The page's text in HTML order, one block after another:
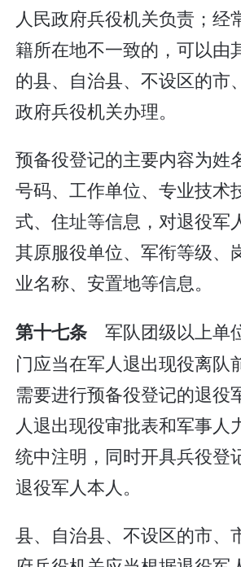
人民政府兵役机关负责；经
籍所在地不一致的，可以由
的县、自治县、不设区的市
政府兵役机关办理。
预备役登记的主要内容为姓
号码、工作单位、专业技术
式、住址等信息，对退役军
其原服役单位、军衔等级、
业名称、安置地等信息。
第十七条军队团级以上单
门应当在军人退出现役离队
需要进行预备役登记的退役
人退出现役审批表和军事人
统中注明，同时开具兵役登
退役军人本人。
县、自治县、不设区的市、